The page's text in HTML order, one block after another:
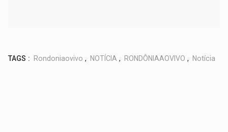
TAGS : Rondoniaovivo , NOTÍCIA , RONDÔNIAAOVIVO , Notícia